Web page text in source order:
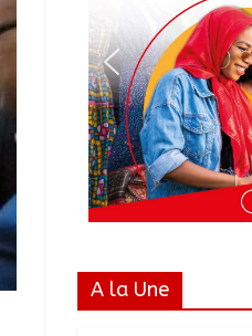
A la Une